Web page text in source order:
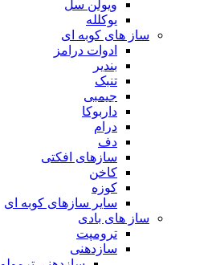
ویولن سل
یوکلله
ساز های کوبه ای
ادوات درامز
بندیر
تنبک
جیمبی
داربوکا
درام
دف
سازهای افکتی
کاخن
کوزه
سایر سازهای کوبه ای
ساز های بادی
ترومپت
سازدهنی